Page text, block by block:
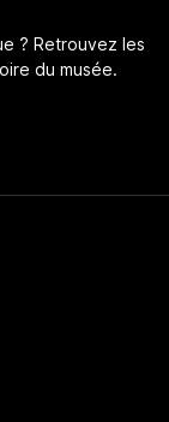
? Retrouvez les
du musée.